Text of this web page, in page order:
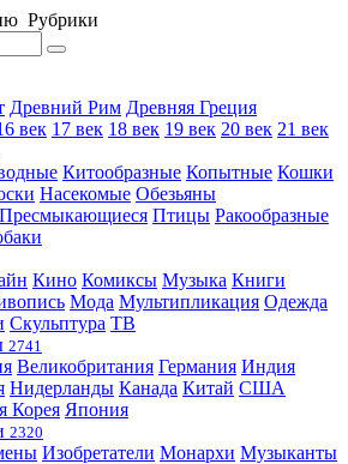
Рубрики
Древний Рим Древняя Греция
век 17 век 18 век 19 век 20 век 21 век
Китообразные Копытные Кошки
Насекомые Обезьяны
Пресмыкающиеся Птицы Ракообразные
Кино Комиксы Музыка Книги
Мода Мультипликация Одежда
Скульптура ТВ
2741
Великобритания Германия Индия
Нидерланды Канада Китай США
Корея Япония
2320
Изобретатели Монархи Музыканты